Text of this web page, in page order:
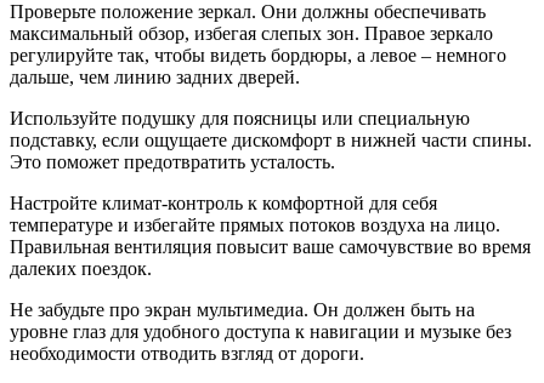
Проверьте положение зеркал. Они должны обеспечивать
максимальный обзор, избегая слепых зон. Правое зеркало
регулируйте так, чтобы видеть бордюры, а левое – немного
дальше, чем линию задних дверей.
Используйте подушку для поясницы или специальную
подставку, если ощущаете дискомфорт в нижней части спины.
Это поможет предотвратить усталость.
Настройте климат-контроль к комфортной для себя
температуре и избегайте прямых потоков воздуха на лицо.
Правильная вентиляция повысит ваше самочувствие во время
далеких поездок.
Не забудьте про экран мультимедиа. Он должен быть на
уровне глаз для удобного доступа к навигации и музыке без
необходимости отводить взгляд от дороги.